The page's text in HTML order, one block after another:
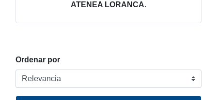
Ordenar por
ATENEA LORANCA.